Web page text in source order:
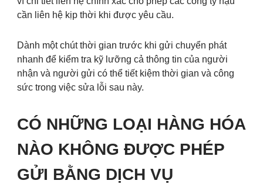
cần liên hệ kịp thời khi được yêu cầu.
Dành một chút thời gian trước khi gửi chuyển phát
nhanh để kiểm tra kỹ lưỡng cả thông tin của người
nhận và người gửi có thể tiết kiệm thời gian và công
sức trong việc sửa lỗi sau này.
CÓ NHỮNG LOẠI HÀNG HÓA
NÀO KHÔNG ĐƯỢC PHÉP
GỬI BẰNG DỊCH VỤ